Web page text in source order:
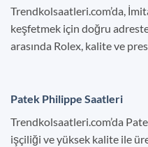
Trendkolsaatleri.com’da,
keşfetmek için doğru
arasında Rolex, kalite ve
Patek Philippe Saatleri
Trendkolsaatleri.com’da
işçiliği ve yüksek kalite ile